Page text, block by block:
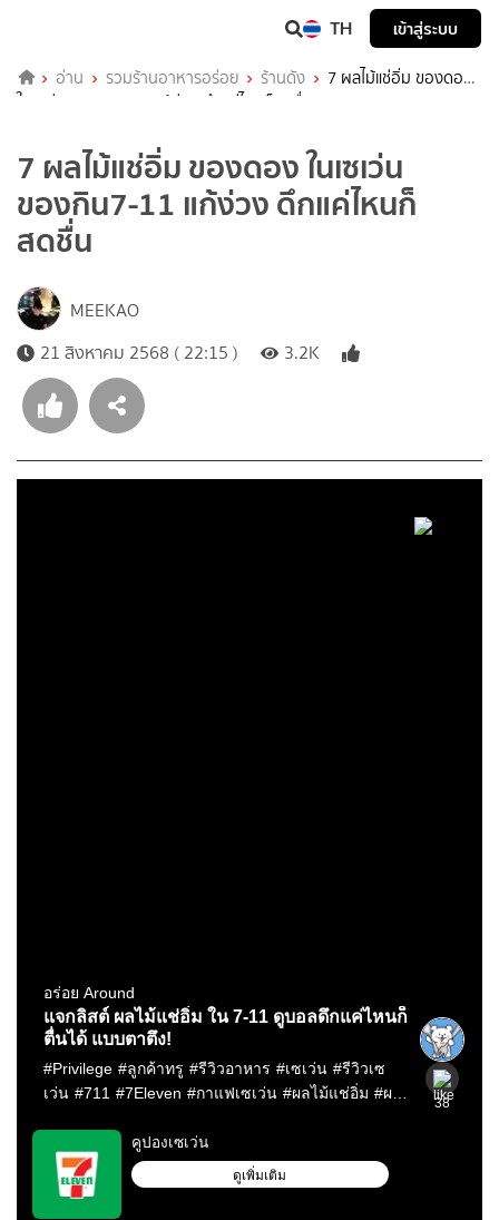
TH เข้าสู่ระบบ
อ่าน รวมร้านอาหารอร่อย ร้านดัง
7 ผลไม้แช่อิ่ม ของดอง
ในเซเว่น ของกิน7-11 แก้ง่วง ดึกแค่ไหนก็สดชื่น
7 ผลไม้แช่อิ่ม ของดอง ในเซเว่น
ของกิน7-11 แก้ง่วง ดึกแค่ไหนก็
สดชื่น
MEEKAO
21 สิงหาคม 2568 ( 22:15 )
3.2K